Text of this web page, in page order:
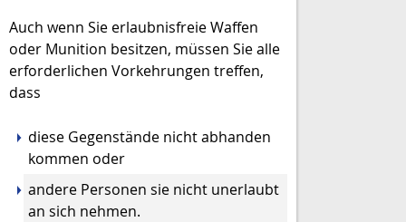
Auch wenn Sie erlaubnisfreie Waffen
oder Munition besitzen, müssen Sie alle
erforderlichen Vorkehrungen treffen,
dass
diese Gegenstände nicht abhanden
kommen oder
andere Personen sie nicht unerlaubt
an sich nehmen.